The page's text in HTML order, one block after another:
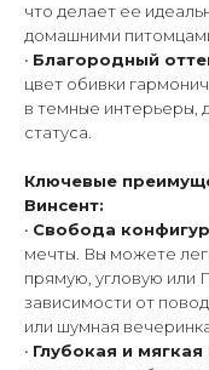
что делает ее
домашними
• Благородный
цвет обивки
в темные интерьеры,
статуса.
Ключевые
Винсент:
• Свобода
мечты. Вы можете
прямую, угловую или
зависимости от
или шумная
• Глубокая и